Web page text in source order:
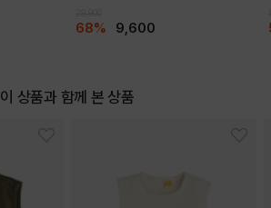
68% 9,600
이 상품과 함께 본 상품